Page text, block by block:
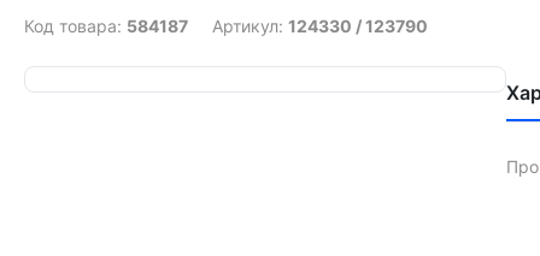
Код товара: 584187 Артикул: 124330 / 123790